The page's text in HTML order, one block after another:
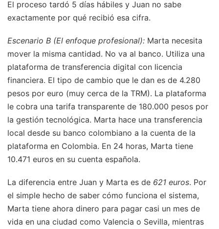
El proceso tardó 5 días hábiles y Juan no sabe
exactamente por qué recibió esa cifra.
Escenario B (El enfoque profesional): Marta necesita
mover la misma cantidad. No va al banco. Utiliza una
plataforma de transferencia digital con licencia
financiera. El tipo de cambio que le dan es de 4.280
pesos por euro (muy cerca de la TRM). La plataforma
le cobra una tarifa transparente de 180.000 pesos por
la gestión tecnológica. Marta hace una transferencia
local desde su banco colombiano a la cuenta de la
plataforma en Colombia. En 24 horas, Marta tiene
10.471 euros en su cuenta española.
La diferencia entre Juan y Marta es de 621 euros. Por
el simple hecho de saber cómo funciona el sistema,
Marta tiene ahora dinero para pagar casi un mes de
vida en una ciudad como Valencia o Sevilla, mientras